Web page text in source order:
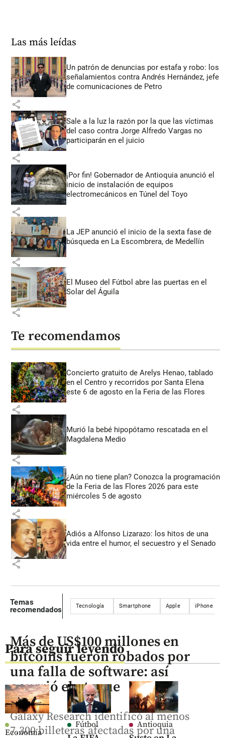
Las más leídas
Un patrón de denuncias por estafa y robo: los
señalamientos contra Andrés Hernández, jefe
de comunicaciones de Petro
share
Sale a la luz la razón por la que las víctimas
del caso contra Jorge Alfredo Vargas no
participarán en el juicio
share
¡Por fin! Gobernador de Antioquia anunció el
inicio de instalación de equipos
electromecánicos en Túnel del Toyo
share
La JEP anunció el inicio de la sexta fase de
búsqueda en La Escombrera, de Medellín
share
El Museo del Fútbol abre las puertas en el
Solar del Águila
share
Te recomendamos
Concierto gratuito de Arelys Henao, tablado
en el Centro y recorridos por Santa Elena
este 6 de agosto en la Feria de las Flores
share
Murió la bebé hipopótamo rescatada en el
Magdalena Medio
share
¿Aún no tiene plan? Conozca la programación
de la Feria de las Flores 2026 para este
miércoles 5 de agosto
share
Adiós a Alfonso Lizarazo: los hitos de una
vida entre el humor, el secuestro y el Senado
share
Temas
recomendados
Tecnología Smartphone Apple iPhone
Para seguir leyendo
Economía
Fútbol Antioquia
Más de US$100 millones en
bitcoins fueron robados por
una falla de software: así
ocurrió el ataque
Galaxy Research identificó al menos
7.300 billeteras afectadas por una